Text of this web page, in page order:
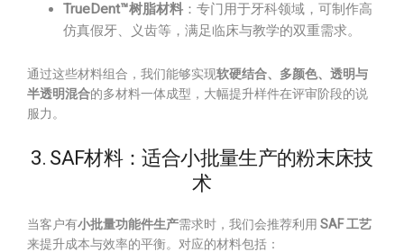
TrueDent™树脂材料 ：专门用于牙科领域，可制作高
仿真假牙、义齿等，满足临床与教学的双重需求。
通过这些材料组合，我们能够实现软硬结合、多颜色、透明与
半透明混合的多材料一体成型，大幅提升样件在评审阶段的说
服力。
3. SAF材料：适合小批量生产的粉末床技
术
当客户有小批量功能件生产需求时，我们会推荐利用 SAF 工艺
来提升成本与效率的平衡。对应的材料包括：